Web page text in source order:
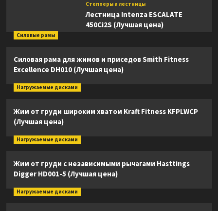
Степперы и лестницы
Лестница Intenza ESCALATE
450Ci2S (Лучшая цена)
Силовые рамы
Силовая рама для жимов и приседов Smith Fitness
Excellence DH010 (Лучшая цена)
Нагружаемые дисками
Жим от груди широким хватом Kraft Fitness KFPLWCP
(Лучшая цена)
Нагружаемые дисками
Жим от груди с независимыми рычагами Hasttings
Digger HD001-5 (Лучшая цена)
Нагружаемые дисками